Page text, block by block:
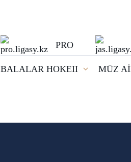
PRO
BALALAR HOKEII
MŪZ